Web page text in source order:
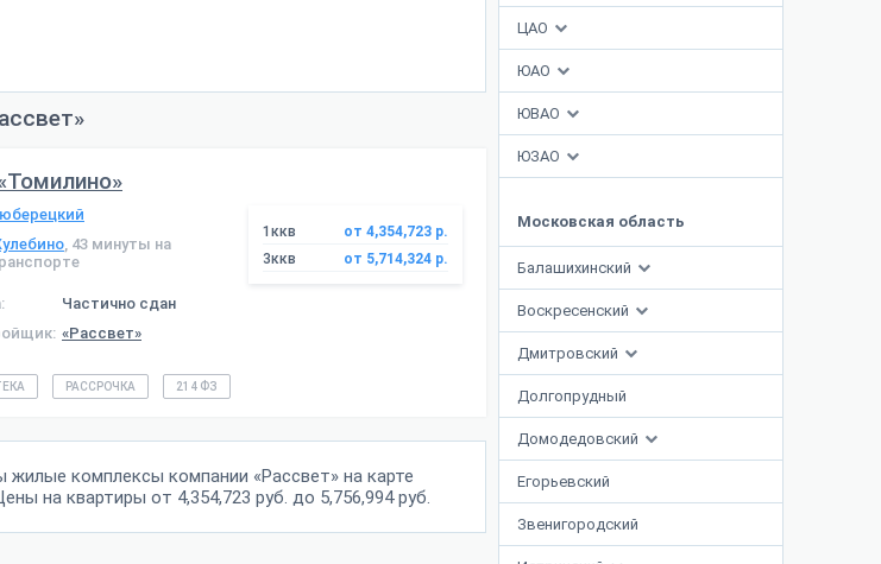
ЦАО
ЮАО
ЮВАО
ЮЗАО
Московская область
Балашихинский
Воскресенский
Дмитровский
Долгопрудный
Домодедовский
Егорьевский
Звенигородский
, 43 минуты на
Частично сдан
«Рассвет»
1ккв
от 4,354,723 р.
3ккв
от 5,714,324 р.
РАССРОЧКА 214 ФЗ
жилые комплексы компании «Рассвет» на карте
на квартиры от 4,354,723 руб. до 5,756,994 руб.